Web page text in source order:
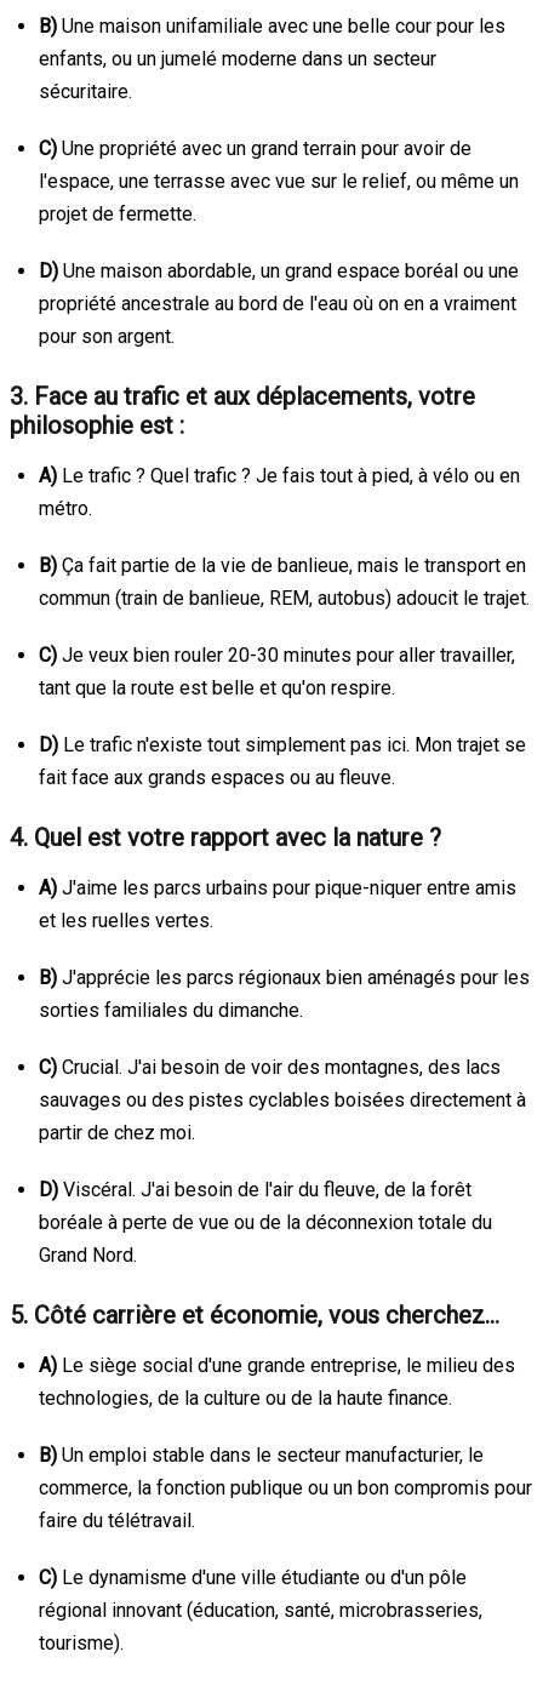
B) Une maison unifamiliale avec une belle cour pour les
enfants, ou un jumelé moderne dans un secteur
sécuritaire.
C) Une propriété avec un grand terrain pour avoir de
l'espace, une terrasse avec vue sur le relief, ou même un
projet de fermette.
D) Une maison abordable, un grand espace boréal ou une
propriété ancestrale au bord de l'eau où on en a vraiment
pour son argent.
3. Face au trafic et aux déplacements, votre
philosophie est :
A) Le trafic ? Quel trafic ? Je fais tout à pied, à vélo ou en
métro.
B) Ça fait partie de la vie de banlieue, mais le transport en
commun (train de banlieue, REM, autobus) adoucit le trajet.
C) Je veux bien rouler 20-30 minutes pour aller travailler,
tant que la route est belle et qu'on respire.
D) Le trafic n'existe tout simplement pas ici. Mon trajet se
fait face aux grands espaces ou au fleuve.
4. Quel est votre rapport avec la nature ?
A) J'aime les parcs urbains pour pique-niquer entre amis
et les ruelles vertes.
B) J'apprécie les parcs régionaux bien aménagés pour les
sorties familiales du dimanche.
C) Crucial. J'ai besoin de voir des montagnes, des lacs
sauvages ou des pistes cyclables boisées directement à
partir de chez moi.
D) Viscéral. J'ai besoin de l'air du fleuve, de la forêt
boréale à perte de vue ou de la déconnexion totale du
Grand Nord.
5. Côté carrière et économie, vous cherchez…
A) Le siège social d'une grande entreprise, le milieu des
technologies, de la culture ou de la haute finance.
B) Un emploi stable dans le secteur manufacturier, le
commerce, la fonction publique ou un bon compromis pour
faire du télétravail.
C) Le dynamisme d'une ville étudiante ou d'un pôle
régional innovant (éducation, santé, microbrasseries,
tourisme).